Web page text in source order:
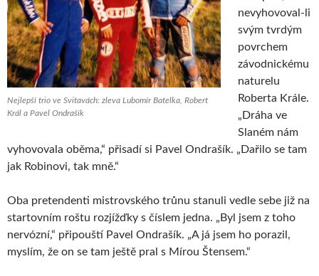
Nejlepší trio ve Svitavách: zleva Lubomír Batelka, Robert
Král a Pavel Ondrašík
nevyhovoval-li
svým tvrdým
povrchem
závodnickému
naturelu
Roberta Krále.
„Dráha ve
Slaném nám
vyhovovala oběma,“ přisadí si Pavel Ondrašík. „Dařilo se tam
jak Robinovi, tak mně.“
Oba pretendenti mistrovského trůnu stanuli vedle sebe již na
startovním roštu rozjížďky s číslem jedna. „Byl jsem z toho
nervózní,“ připouští Pavel Ondrašík. „A já jsem ho porazil,
myslím, že on se tam ještě pral s Mírou Štensem.“